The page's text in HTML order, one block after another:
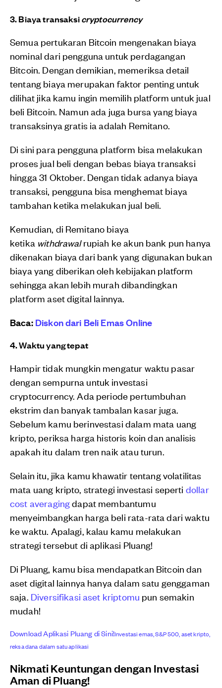
3. Biaya transaksicryptocurrency
Semua pertukaran Bitcoin mengenakan biaya
nominal dari pengguna untuk perdagangan
Bitcoin. Dengan demikian, memeriksa detail
tentang biaya merupakan faktor penting untuk
dilihat jika kamu ingin memilih platform untuk jual
beli Bitcoin. Namun ada juga bursa yang biaya
transaksinya gratis ia adalah Remitano.
Di sini para pengguna platform bisa melakukan
proses jual beli dengan bebas biaya transaksi
hingga 31 Oktober. Dengan tidak adanya biaya
transaksi, pengguna bisa menghemat biaya
tambahan ketika melakukan jual beli.
Kemudian, di Remitano biaya
ketika withdrawalrupiah ke akun bank pun hanya
dikenakan biaya dari bank yang digunakan bukan
biaya yang diberikan oleh kebijakan platform
sehingga akan lebih murah dibandingkan
platform aset digital lainnya.
Baca:Diskon dari Beli Emas Online
4. Waktu yang tepat
Hampir tidak mungkin mengatur waktu pasar
dengan sempurna untuk investasi
cryptocurrency. Ada periode pertumbuhan
ekstrim dan banyak tambalan kasar juga.
Sebelum kamu berinvestasi dalam mata uang
kripto, periksa harga historis koin dan analisis
apakah itu dalam tren naik atau turun.
Selain itu, jika kamu khawatir tentang volatilitas
mata uang kripto, strategi investasi seperti dollar
cost averagingdapat membantumu
menyeimbangkan harga beli rata-rata dari waktu
ke waktu. Apalagi, kalau kamu melakukan
strategi tersebut di aplikasi Pluang!
Di Pluang, kamu bisa mendapatkan Bitcoin dan
aset digital lainnya hanya dalam satu genggaman
saja. Diversifikasi aset kriptomu pun semakin
mudah!
Download Aplikasi Pluang di Sini!Investasi emas, S&P 500, aset kripto,
reksa dana dalam satu aplikasi
Nikmati Keuntungan dengan Investasi
Aman di Pluang!